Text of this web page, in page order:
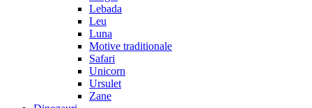
Lebada
Leu
Luna
Motive traditionale
Safari
Unicorn
Ursulet
Zane